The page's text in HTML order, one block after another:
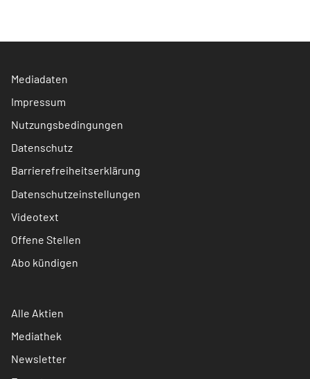
Mediadaten
Impressum
Nutzungsbedingungen
Datenschutz
Barrierefreiheitserklärung
Datenschutzeinstellungen
Videotext
Offene Stellen
Abo kündigen
Alle Aktien
Mediathek
Newsletter